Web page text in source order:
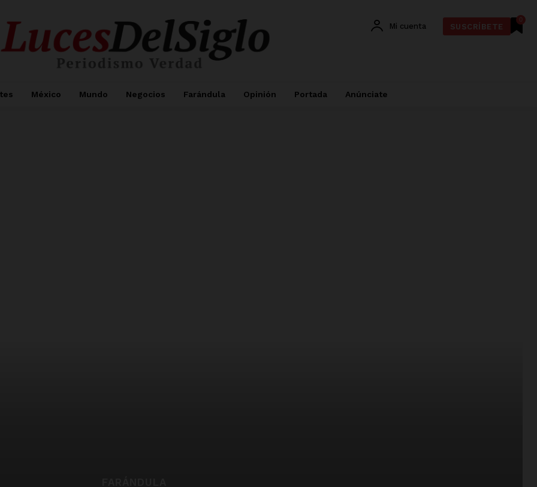
0
Mi cuenta SUSCRÍBETE
México Mundo Negocios Farándula Opinión Portada Anúnciate